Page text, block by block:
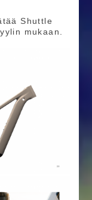
Shuttle
mukaan.